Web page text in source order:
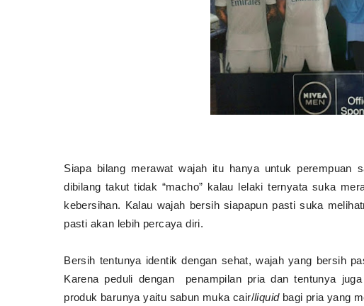
Siapa bilang merawat wajah itu hanya untuk perempuan
dibilang takut tidak “macho” kalau lelaki ternyata suka
kebersihan. Kalau wajah bersih siapapun pasti suka
pasti akan lebih percaya diri.
Bersih tentunya identik dengan sehat, wajah yang bersih
Karena peduli dengan penampilan pria dan tentunya
produk barunya yaitu sabun muka cair/liquidbagi pria yang